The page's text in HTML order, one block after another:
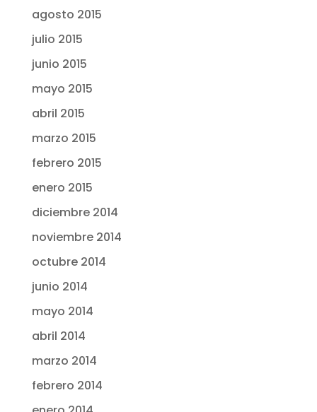
agosto 2015
julio 2015
junio 2015
mayo 2015
abril 2015
marzo 2015
febrero 2015
enero 2015
diciembre 2014
noviembre 2014
octubre 2014
junio 2014
mayo 2014
abril 2014
marzo 2014
febrero 2014